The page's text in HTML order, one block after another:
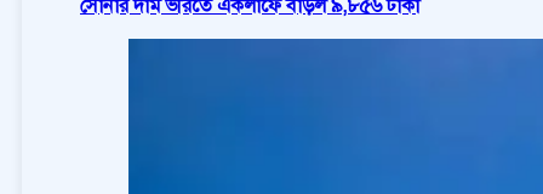
সোনার দাম ভরিতে একলাফে বাড়ল ৯,৮৫৬ টাকা